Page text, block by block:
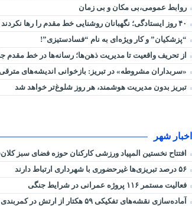
روابط عمومی،بی مکان و بی زمان
“پزشکیان” و کار ویژه‌ای به نام “فسادستیزی”!
از تحریف واقعیت تا مدیریت ذهن‌ها؛ رسانه‌ها در خط مقدم
«سربداران مشروطه» در تبریز: بازخوانی اندیشه‌های مترقی
تبریز بدون مدیریت هوشمند، هر روز شلوغ‌تر خواهد شد
اخبار شهر
افتتاح نخستین المپیاد ورزشی کارکنان حوزه فضای سبز
فعالیت مستمر ۱۱۶ پروژه عمرانی در شرایط جنگی
آماده‌سازی نقشه‌های تفکیکی ۵۹ هکتار از ارتش در کمربندی میانی